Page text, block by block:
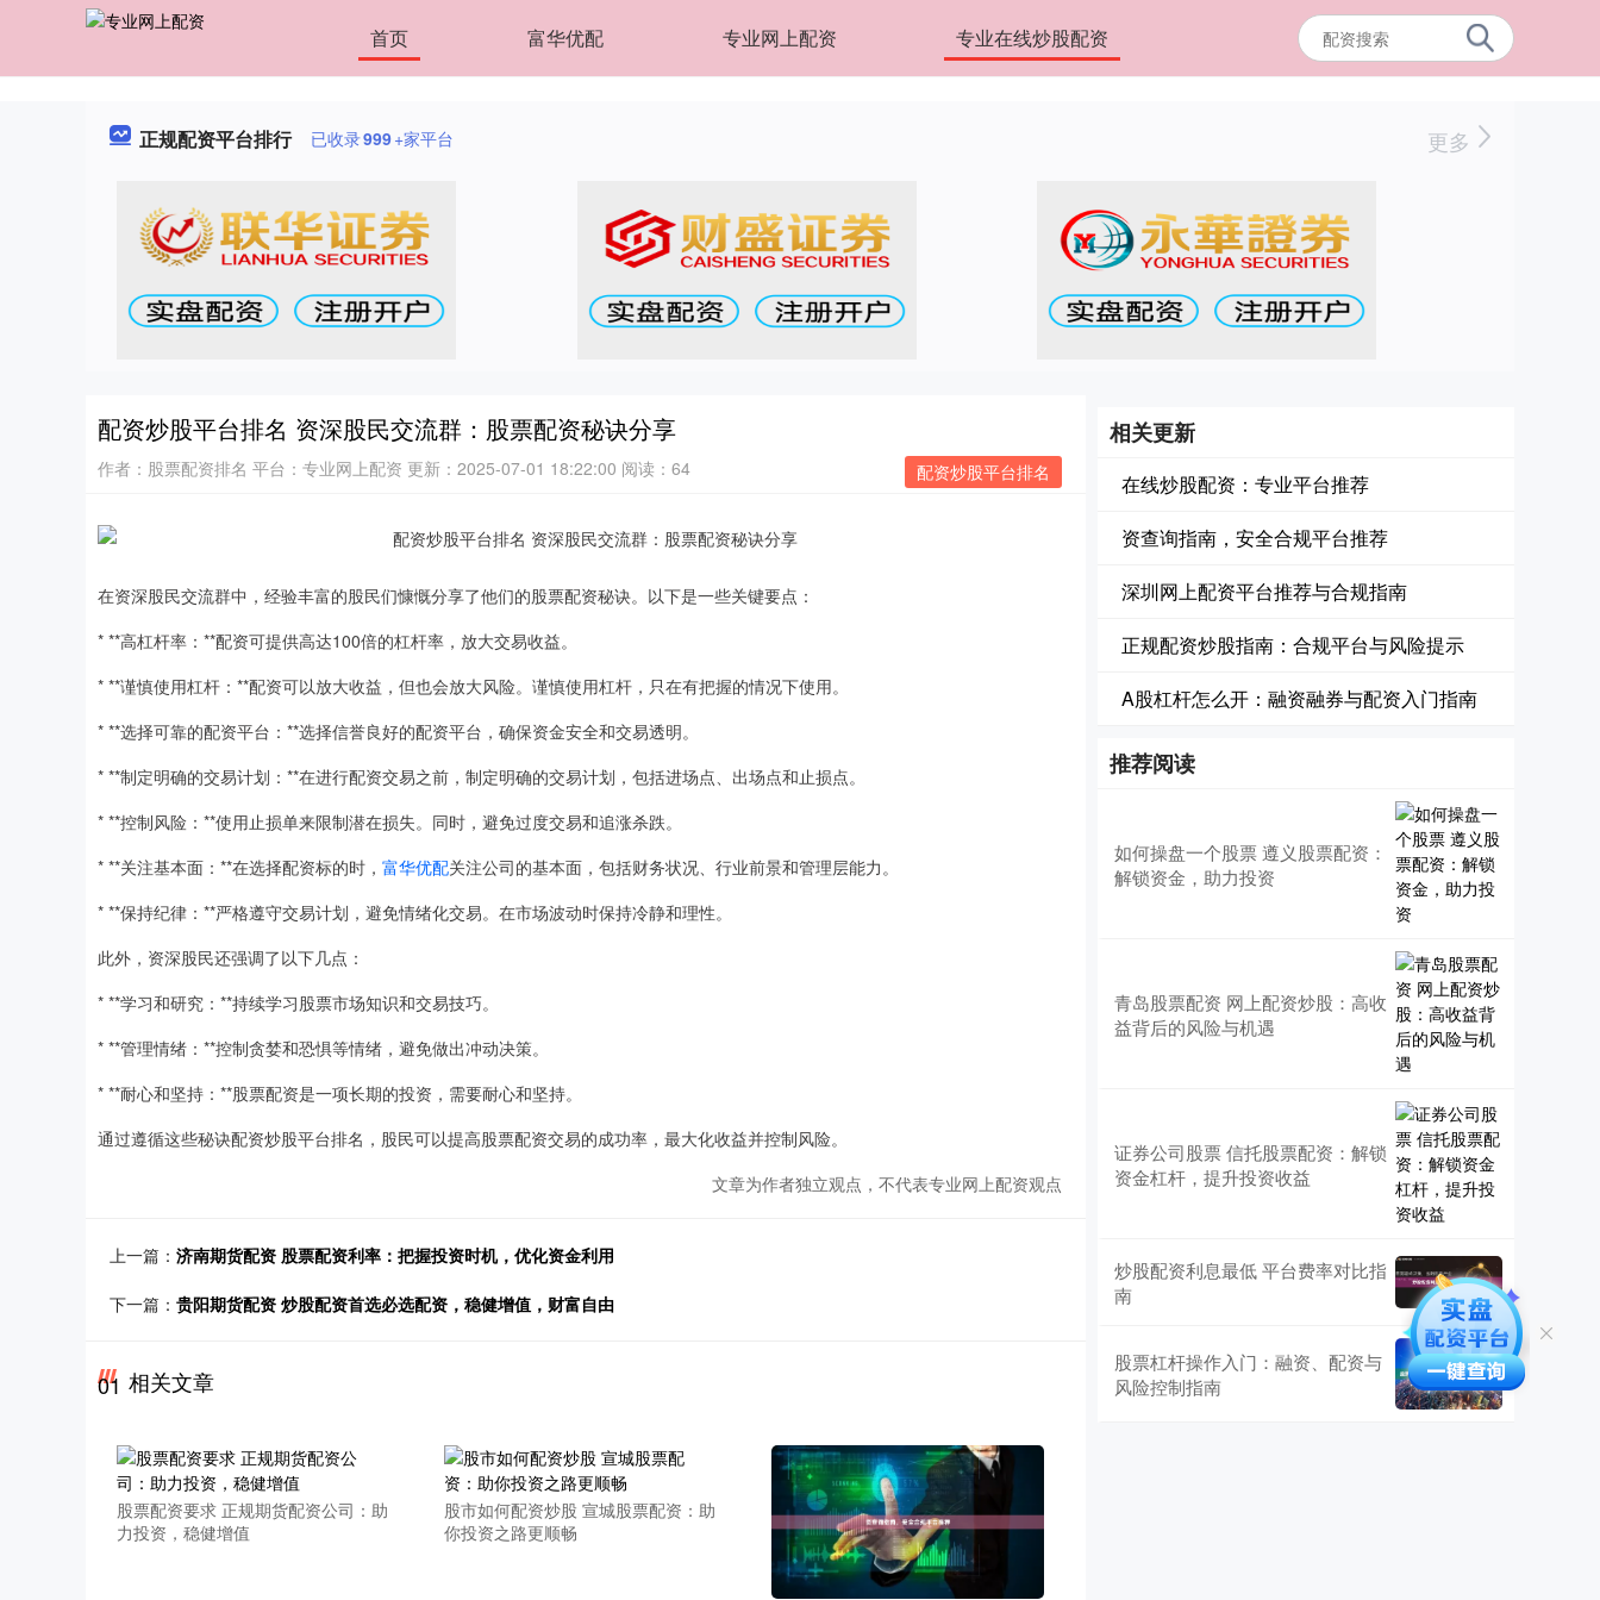
首页 富华优配 专业网上配资 专业在线炒股配资
正规配资平台排行 已收录999+家平台 更多
配资炒股平台排名 资深股民交流群：股票配资秘诀分享
配资炒股平台排名
作者：股票配资排名 平台：专业网上配资 更新：2025-07-01 18:22:00 阅读：64
在资深股民交流群中，经验丰富的股民们慷慨分享了他们的股票配资秘诀。以下是一些关键要点：
* **高杠杆率：**配资可提供高达100倍的杠杆率，放大交易收益。
* **谨慎使用杠杆：**配资可以放大收益，但也会放大风险。谨慎使用杠杆，只在有把握的情况下使用。
* **选择可靠的配资平台：**选择信誉良好的配资平台，确保资金安全和交易透明。
* **制定明确的交易计划：**在进行配资交易之前，制定明确的交易计划，包括进场点、出场点和止损点。
* **控制风险：**使用止损单来限制潜在损失。同时，避免过度交易和追涨杀跌。
* **关注基本面：**在选择配资标的时， 富华优配关注公司的基本面，包括财务状况、行业前景和管理层能力。
* **保持纪律：**严格遵守交易计划，避免情绪化交易。在市场波动时保持冷静和理性。
此外，资深股民还强调了以下几点：
* **学习和研究：**持续学习股票市场知识和交易技巧。
* **管理情绪：**控制贪婪和恐惧等情绪，避免做出冲动决策。
* **耐心和坚持：**股票配资是一项长期的投资，需要耐心和坚持。
通过遵循这些秘诀配资炒股平台排名，股民可以提高股票配资交易的成功率，最大化收益并控制风险。
文章为作者独立观点，不代表专业网上配资观点
上一篇： 济南期货配资 股票配资利率：把握投资时机，优化资金利用
下一篇： 贵阳期货配资 炒股配资首选必选配资，稳健增值，财富自由
01 相关文章
股票配资要求 正规期货配资公司：助
力投资，稳健增值
股市如何配资炒股 宣城股票配资：助
你投资之路更顺畅
相关更新
在线炒股配资：专业平台推荐
资查询指南，安全合规平台推荐
深圳网上配资平台推荐与合规指南
正规配资炒股指南：合规平台与风险提示
A股杠杆怎么开：融资融券与配资入门指南
推荐阅读
如何操盘一个股票 遵义股票配资：
解锁资金，助力投资
青岛股票配资 网上配资炒股：高收
益背后的风险与机遇
证券公司股票 信托股票配资：解锁
资金杠杆，提升投资收益
炒股配资利息最低 平台费率对比指
南
股票杠杆操作入门：融资、配资与
风险控制指南